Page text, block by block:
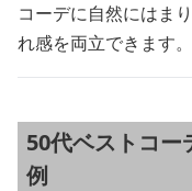
コーデに自然にはま
れ感を両立できます。
50代ベストコー
例